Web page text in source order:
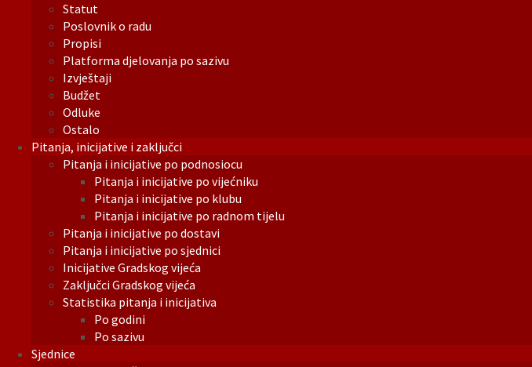
Statut
Poslovnik o radu
Propisi
Platforma djelovanja po sazivu
Izvještaji
Budžet
Odluke
Ostalo
Pitanja, inicijative i zaključci
Pitanja i inicijative po podnosiocu
Pitanja i inicijative po vijećniku
Pitanja i inicijative po klubu
Pitanja i inicijative po radnom tijelu
Pitanja i inicijative po dostavi
Pitanja i inicijative po sjednici
Inicijative Gradskog vijeća
Zaključci Gradskog vijeća
Statistika pitanja i inicijativa
Po godini
Po sazivu
Sjednice